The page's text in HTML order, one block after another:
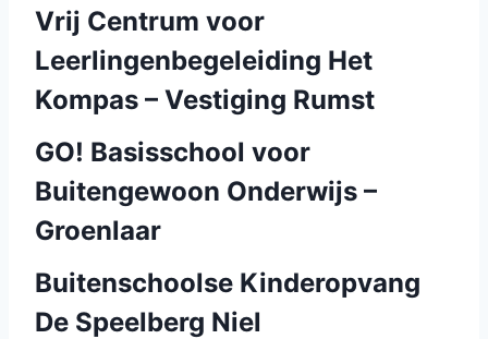
Vrij Centrum voor
Leerlingenbegeleiding Het
Kompas – Vestiging Rumst
GO! Basisschool voor
Buitengewoon Onderwijs –
Groenlaar
Buitenschoolse Kinderopvang
De Speelberg Niel